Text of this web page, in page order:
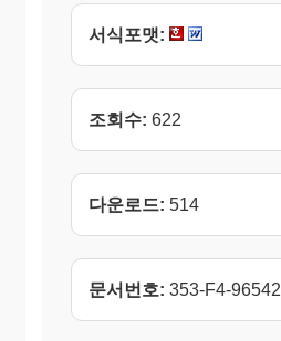
서식포맷:
조회수: 622
다운로드: 514
문서번호: 353-F4-96542